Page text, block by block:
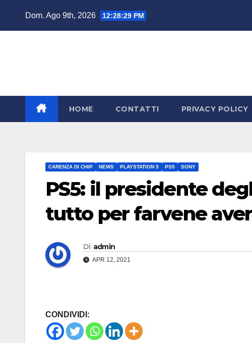
Dom. Ago 9th, 2026 12:28:30 PM
HOME CONTATTI PRIVACY POLICY
CARENZA DI CHIP NEWS PLAYSTATION 5 PS5 SONY
PS5: il presidente
tutto per farvene
Di admin
APR 12, 2021
CONDIVIDI: